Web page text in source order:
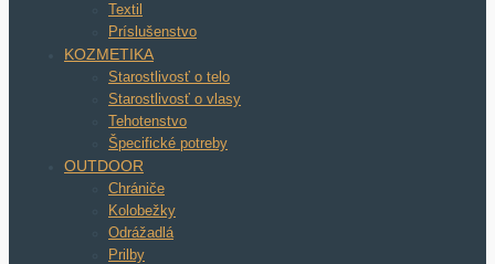
Textil
Príslušenstvo
KOZMETIKA
Starostlivosť o telo
Starostlivosť o vlasy
Tehotenstvo
Špecifické potreby
OUTDOOR
Chrániče
Kolobežky
Odrážadlá
Prilby